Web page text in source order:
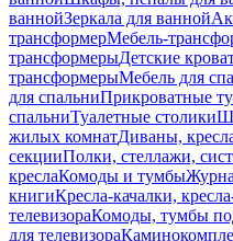
ваннойЗеркала для ванной
трансформерМебель-
трансформерыДетские
трансформерыМебель для
для спальниПрикроватные
спальниТуалетные столики
жилых комнатДиваны,
секцииПолки, стеллажи,
креслаКомоды и тумбы
книгиКресла-качалки,
телевизораКомоды, тумбы
для телевизора